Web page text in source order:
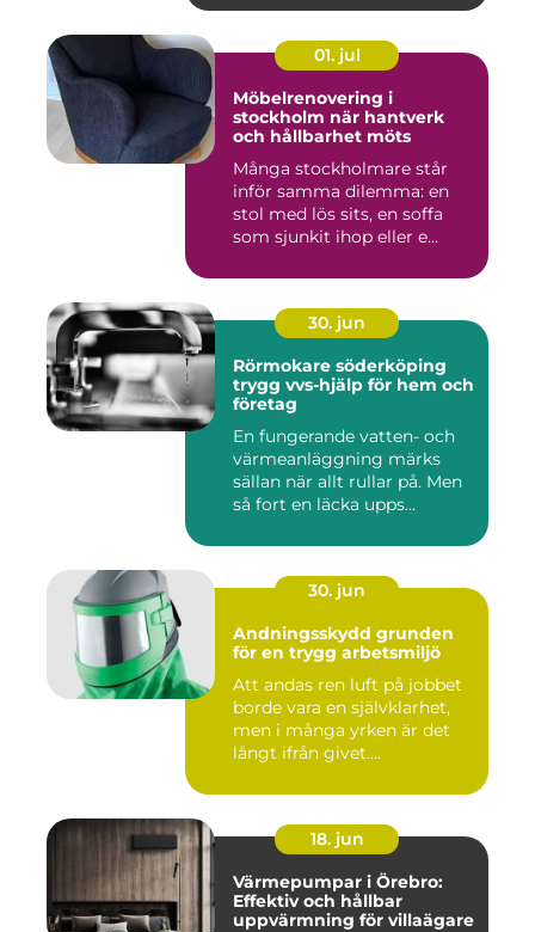
01. jul
Möbelrenovering i
stockholm när hantverk
och hållbarhet möts
Många stockholmare står
inför samma dilemma: en
stol med lös sits, en soffa
som sjunkit ihop eller e...
30. jun
Rörmokare söderköping
trygg vvs-hjälp för hem och
företag
En fungerande vatten- och
värmeanläggning märks
sällan när allt rullar på. Men
så fort en läcka upps...
30. jun
Andningsskydd grunden
för en trygg arbetsmiljö
Att andas ren luft på jobbet
borde vara en självklarhet,
men i många yrken är det
långt ifrån givet....
18. jun
Värmepumpar i Örebro:
Effektiv och hållbar
uppvärmning för villaägare